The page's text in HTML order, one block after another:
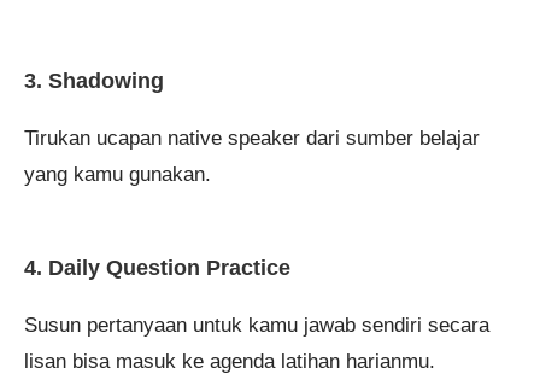
3. Shadowing
Tirukan ucapan native speaker dari sumber belajar
yang kamu gunakan.
4. Daily Question Practice
Susun pertanyaan untuk kamu jawab sendiri secara
lisan bisa masuk ke agenda latihan harianmu.